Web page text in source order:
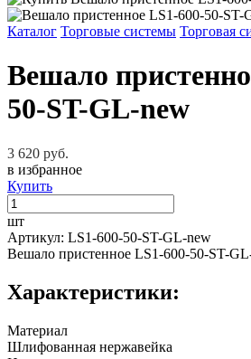
Каталог Торговые системы Торговая
Вешало
50-ST-GL-new
3 620 руб.
в избранное
Купить
шт
Артикул: LS1-600-50-ST-GL-new
Вешало пристенное LS1-600-50-ST-
Характеристики:
Материал
Шлифованная нержавейка